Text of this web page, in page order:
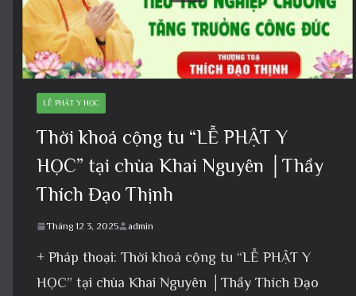
LỄ PHẬT Y HỌC
Thời khoá cộng tu “LỄ PHẬT Y
HỌC” tại chùa Khai Nguyên │Thầy
Thích Đạo Thịnh
Tháng 12 3, 2025 admin
+ Pháp thoại: Thời khoá cộng tu “LỄ PHẬT Y
HỌC” tại chùa Khai Nguyên │Thầy Thích Đạo